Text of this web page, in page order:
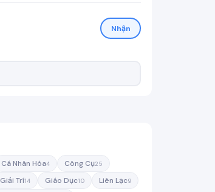
Nhận
Cá Nhân Hóa4 Công Cụ25
Giải Trí14 Giáo Dục10 Liên Lạc9